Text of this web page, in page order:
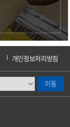
개인정보처리방침
캠퍼스안내